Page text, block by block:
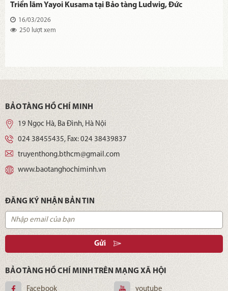
Triển lãm Yayoi Kusama tại Bảo tàng Ludwig, Đức
16/03/2026
250 lượt xem
BẢO TÀNG HỒ CHÍ MINH
19 Ngọc Hà, Ba Đình, Hà Nội
024 38455435, Fax: 024 38439837
truyenthong.bthcm@gmail.com
www.baotanghochiminh.vn
ĐĂNG KÝ NHẬN BẢN TIN
Gửi
BẢO TÀNG HỒ CHÍ MINH TRÊN MẠNG XÃ HỘI
Facebook youtube